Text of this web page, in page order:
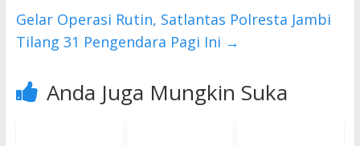
k p
Gelar Operasi Rutin, Satlantas Polresta Jambi
Tilang 31 Pengendara Pagi Ini →
Anda Juga Mungkin Suka